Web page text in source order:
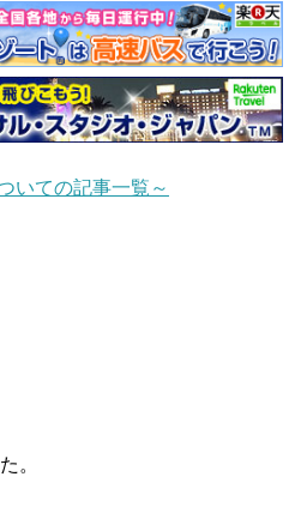
いての記事一覧～
。